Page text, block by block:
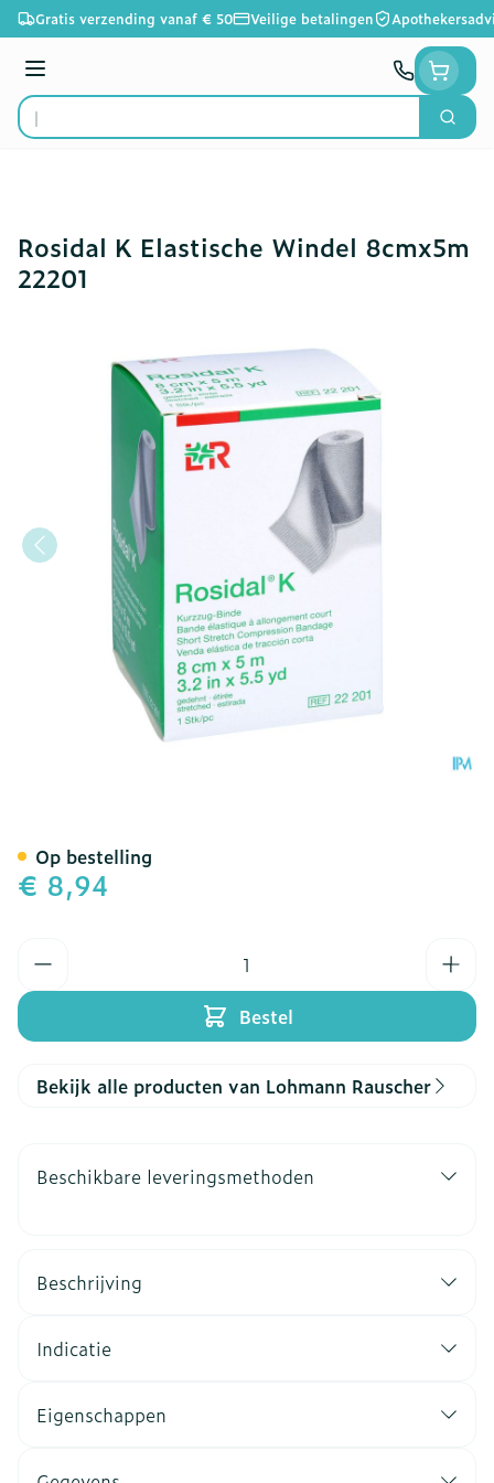
Ga naar de inhoud
Gratis verzending vanaf € 50 Veilige betalingen
Menu
Product, merk, categorie...
Zoek
Rosidal K Elastische Windel 8cmx5m
22201
€ 8,94
Bestel
Op bestelling
Bekijk alle producten van Lohmann Rauscher
Beschikbare leveringsmethoden
Beschrijving
Indicatie
Eigenschappen